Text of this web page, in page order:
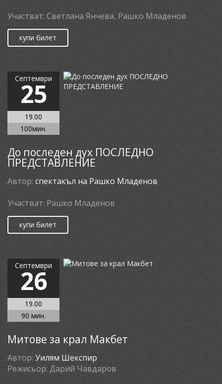
Участват: Светлана Янчева, Рашко Младенов
купи билет
Септември
25
19.00
100мин.
До последен дух ПОСЛЕДНО
ПРЕДСТАВЛЕНИЕ
Автор: спектакъл на Рашко Младенов
Участват: Рашко Младенов
купи билет
Септември
26
19.00
90 мин.
Митове за крал Макбет
Автор: Уилям Шекспир
Режисьор: Дарий Чавдаров